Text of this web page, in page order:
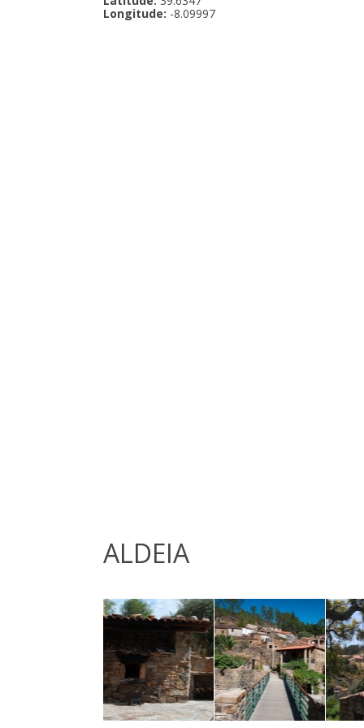
Longitude: -8.09997
ALDEIA